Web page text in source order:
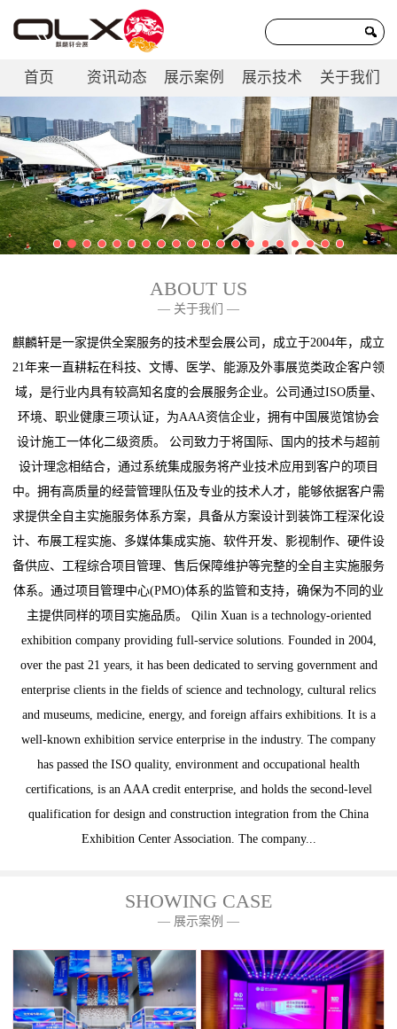
首页 资讯动态 展示案例 展示技术 关于我们
联系我们
ABOUT US
— 关于我们 —
麒麟轩是一家提供全案服务的技术型会展公司，成立于2004年，成立
21年来一直耕耘在科技、文博、医学、能源及外事展览类政企客户领
域，是行业内具有较高知名度的会展服务企业。公司通过ISO质量、
环境、职业健康三项认证，为AAA资信企业，拥有中国展览馆协会
设计施工一体化二级资质。 公司致力于将国际、国内的技术与超前
设计理念相结合，通过系统集成服务将产业技术应用到客户的项目
中。拥有高质量的经营管理队伍及专业的技术人才，能够依据客户需
求提供全自主实施服务体系方案，具备从方案设计到装饰工程深化设
计、布展工程实施、多媒体集成实施、软件开发、影视制作、硬件设
备供应、工程综合项目管理、售后保障维护等完整的全自主实施服务
体系。通过项目管理中心(PMO)体系的监管和支持，确保为不同的业
主提供同样的项目实施品质。 Qilin Xuan is a technology-oriented
exhibition company providing full-service solutions. Founded in 2004,
over the past 21 years, it has been dedicated to serving government and
enterprise clients in the fields of science and technology, cultural relics
and museums, medicine, energy, and foreign affairs exhibitions. It is a
well-known exhibition service enterprise in the industry. The company
has passed the ISO quality, environment and occupational health
certifications, is an AAA credit enterprise, and holds the second-level
qualification for design and construction integration from the China
Exhibition Center Association. The company...
SHOWING CASE
— 展示案例 —